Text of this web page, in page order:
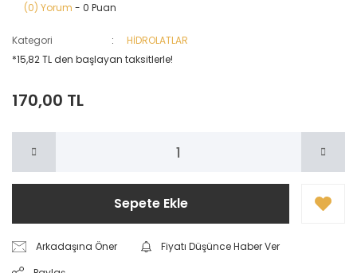
(0) Yorum - 0 Puan
Kategori
HİDROLATLAR
*15,82 TL den başlayan taksitlerle!
170,00 TL
Sepete Ekle
Arkadaşına Öner
Fiyatı Düşünce Haber Ver